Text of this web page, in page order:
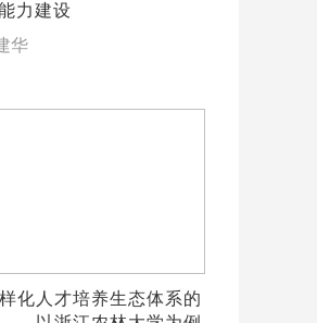
力建设
华
化人才培养生态体系的